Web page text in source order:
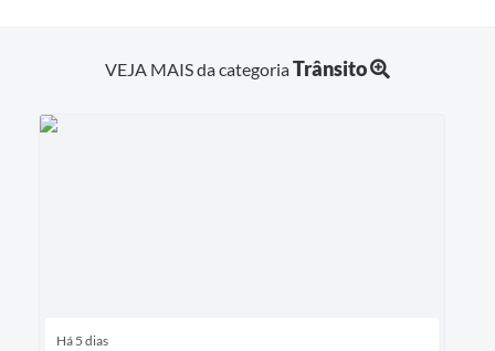
VEJA MAIS da categoriaTrânsito
Há 5 dias